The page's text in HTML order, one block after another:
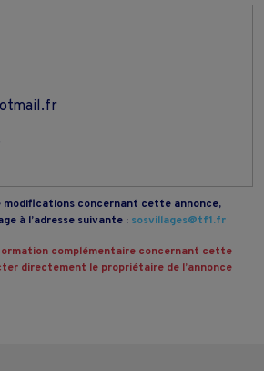
modifications concernant cette annonce,
à l’adresse suivante : sosvillages@tf1.fr
complémentaire concernant cette
directement le propriétaire de l’annonce